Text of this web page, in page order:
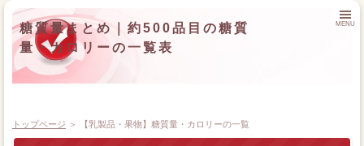
糖質量まとめ｜約500品目の糖質
量・カロリーの一覧表
MENU
トップページ ＞ 【乳製品・果物】糖質量・カロリーの一覧